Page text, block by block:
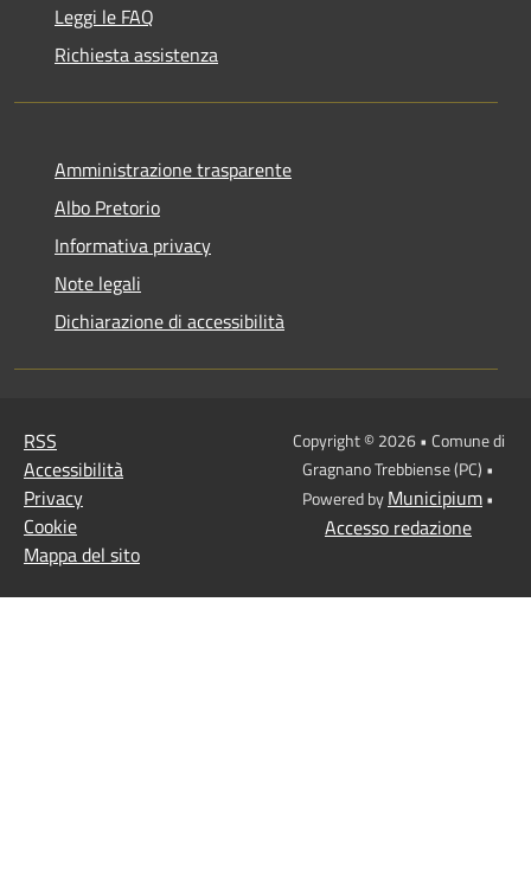
Leggi le FAQ
Richiesta assistenza
Amministrazione trasparente
Albo Pretorio
Informativa privacy
Note legali
Dichiarazione di accessibilità
RSS
Accessibilità
Privacy
Cookie
Mappa del sito
Copyright © 2026 • Comune di
Gragnano Trebbiense (PC) •
Powered byMunicipium•
Accesso redazione